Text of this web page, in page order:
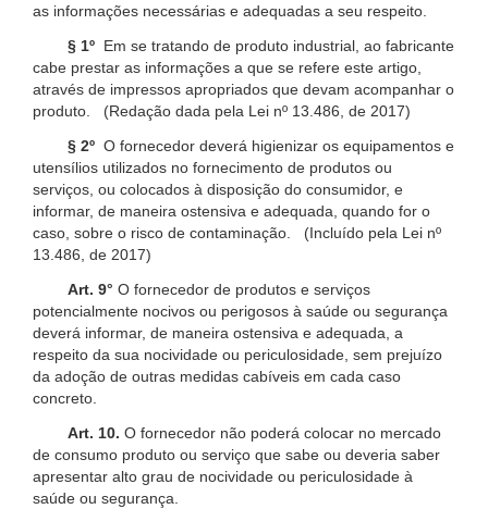
as informações necessárias e adequadas a seu respeito.
§ 1º Em se tratando de produto industrial, ao fabricante
cabe prestar as informações a que se refere este artigo,
através de impressos apropriados que devam acompanhar o
produto. (Redação dada pela Lei nº 13.486, de 2017)
§ 2º O fornecedor deverá higienizar os equipamentos e
utensílios utilizados no fornecimento de produtos ou
serviços, ou colocados à disposição do consumidor, e
informar, de maneira ostensiva e adequada, quando for o
caso, sobre o risco de contaminação. (Incluído pela Lei nº
13.486, de 2017)
Art. 9° O fornecedor de produtos e serviços
potencialmente nocivos ou perigosos à saúde ou segurança
deverá informar, de maneira ostensiva e adequada, a
respeito da sua nocividade ou periculosidade, sem prejuízo
da adoção de outras medidas cabíveis em cada caso
concreto.
Art. 10. O fornecedor não poderá colocar no mercado
de consumo produto ou serviço que sabe ou deveria saber
apresentar alto grau de nocividade ou periculosidade à
saúde ou segurança.